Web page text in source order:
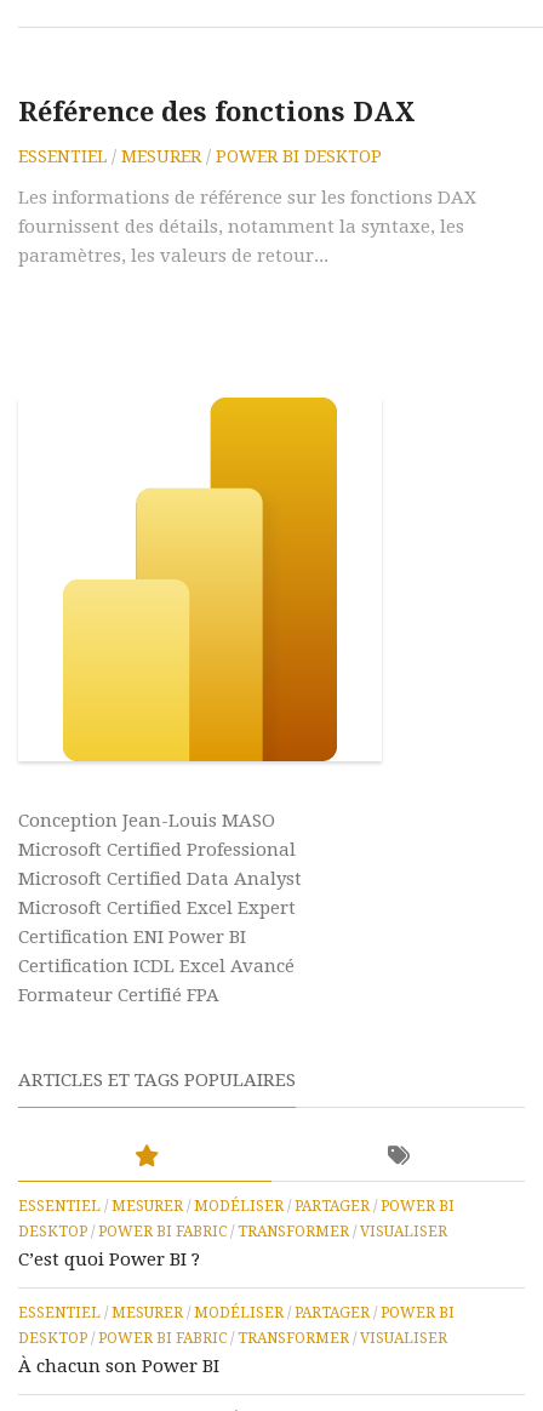
Référence des fonctions DAX
ESSENTIEL / MESURER / POWER BI DESKTOP
Les informations de référence sur les fonctions DAX
fournissent des détails, notamment la syntaxe, les
paramètres, les valeurs de retour...
Conception Jean-Louis MASO
Microsoft Certified Professional
Microsoft Certified Data Analyst
Microsoft Certified Excel Expert
Certification ENI Power BI
Certification ICDL Excel Avancé
Formateur Certifié FPA
ARTICLES ET TAGS POPULAIRES
ESSENTIEL / MESURER/ MODÉLISER/ PARTAGER/ POWER BI
DESKTOP / POWER BI FABRIC / TRANSFORMER/ VISUALISER
C’est quoi Power BI ?
ESSENTIEL / MESURER/ MODÉLISER/ PARTAGER/ POWER BI
DESKTOP / POWER BI FABRIC / TRANSFORMER/ VISUALISER
À chacun son Power BI